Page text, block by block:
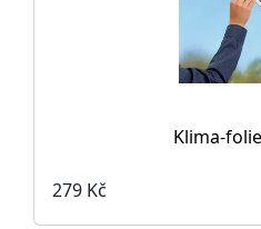
Klima-
279 Kč